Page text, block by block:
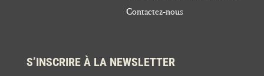
Contactez-nous
S’INSCRIRE À LA NEWSLETTER